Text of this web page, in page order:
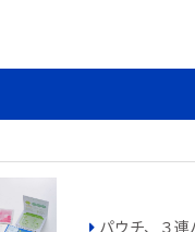
パウチ、３